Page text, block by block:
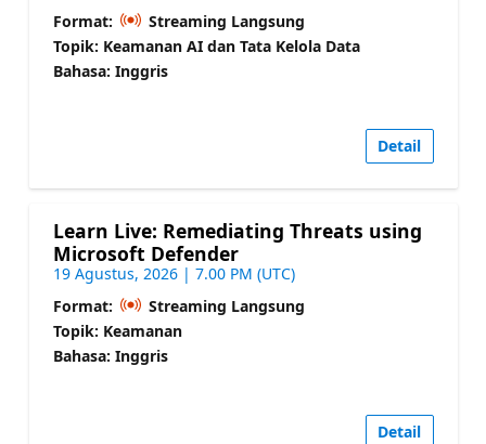
Format:
Streaming Langsung
Topik: Keamanan AI dan Tata Kelola Data
Bahasa: Inggris
Detail
Learn Live: Remediating Threats using
Microsoft Defender
19 Agustus, 2026 | 7.00 PM (UTC)
Format:
Streaming Langsung
Topik: Keamanan
Bahasa: Inggris
Detail